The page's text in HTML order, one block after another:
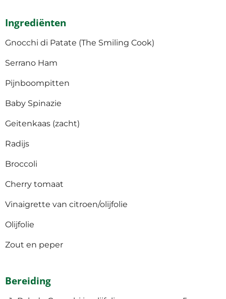
Ingrediënten
Gnocchi di Patate (The Smiling Cook)
Serrano Ham
Pijnboompitten
Baby Spinazie
Geitenkaas (zacht)
Radijs
Broccoli
Cherry tomaat
Vinaigrette van citroen/olijfolie
Olijfolie
Zout en peper
Bereiding